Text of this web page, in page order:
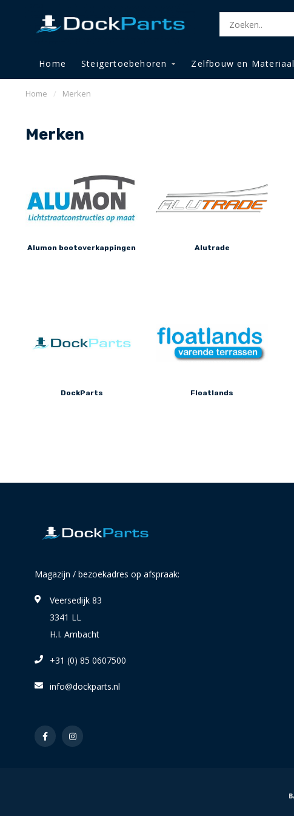
Home Steigertoebehoren Zelfbouw en Materiaal
Home / Merken
Merken
Alumon bootoverkappingen Alutrade
DockParts Floatlands
Magazijn / bezoekadres op afspraak:
Veersedijk 83
3341 LL
H.I. Ambacht
+31 (0) 85 0607500
info@dockparts.nl